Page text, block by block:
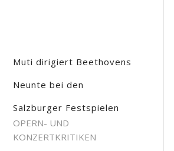
Muti dirigiert Beethovens
Neunte bei den
Salzburger Festspielen
OPERN- UND
KONZERTKRITIKEN